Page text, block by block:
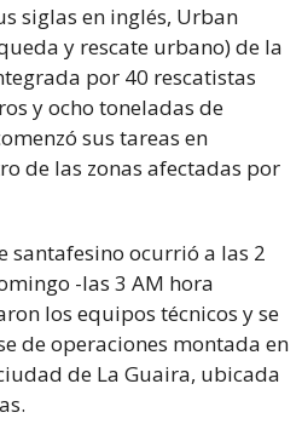
siglas en inglés, Urban
y rescate urbano) de la
por 40 rescatistas
y ocho toneladas de
sus tareas en
de las zonas afectadas por
santafesino ocurrió a las 2
-las 3 AM hora
los equipos técnicos y se
de operaciones montada en
de La Guaira, ubicada